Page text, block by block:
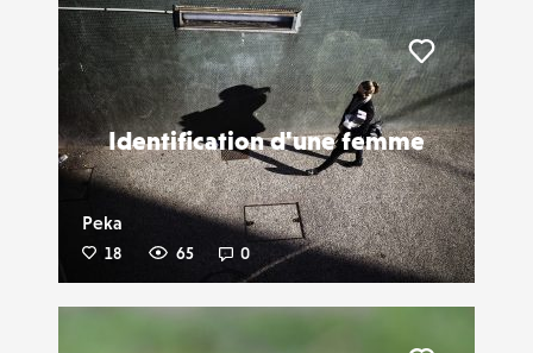
Identification d'une femme
Peka
18 65 0
Liker